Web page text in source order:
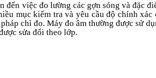
đến việc đo lường các gợn sóng và đặc
mục kiểm tra và yêu cầu độ chính
chì đo. Máy đo âm thường được sử
sửa đổi theo lớp.